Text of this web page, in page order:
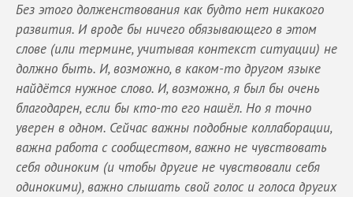
Без этого долженствования как будто нет никакого
развития. И вроде бы ничего обязывающего в этом
слове (или термине, учитывая контекст ситуации) не
должно быть. И, возможно, в каком-то другом языке
найдётся нужное слово. И, возможно, я был бы очень
благодарен, если бы кто-то его нашёл. Но я точно
уверен в одном. Сейчас важны подобные коллаборации,
важна работа с сообществом, важно не чувствовать
себя одиноким (и чтобы другие не чувствовали себя
одинокими), важно слышать свой голос и голоса других